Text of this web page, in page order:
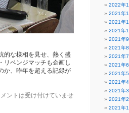
的な様相を見せ、熱く盛
リベンジマッチも企画し
か、昨年を超える記録が
メントは受け付けていませ
2022年1
2021年
2021年
2021年
2021年9
2021年8
2021年7
2021年6
2021年5
2021年4
2021年3
2021年2
2021年1